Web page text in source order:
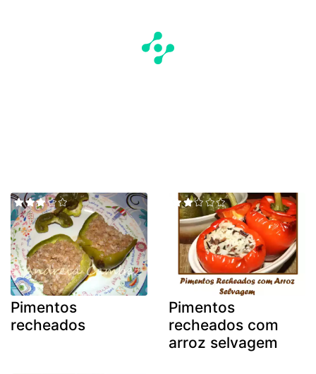
Pimentos
recheados
Pimentos
recheados com
arroz selvagem